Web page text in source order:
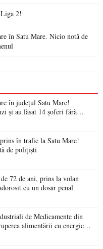
2!
în Satu Mare. Nicio notă de
în județul Satu Mare!
și au lăsat 14 șoferi fără
în trafic la Satu Mare!
de polițiști
72 de ani, prins la volan
cu un dosar penal
de Medicamente din
alimentării cu energie
va pune în pericol